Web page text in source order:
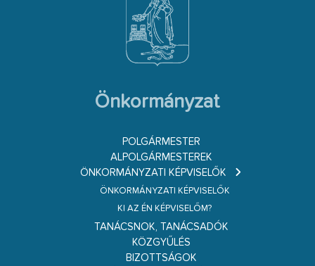
Önkormányzat
POLGÁRMESTER
ALPOLGÁRMESTEREK
ÖNKORMÁNYZATI KÉPVISELŐK
ÖNKORMÁNYZATI KÉPVISELŐK
KI AZ ÉN KÉPVISELŐM?
TANÁCSNOK, TANÁCSADÓK
KÖZGYŰLÉS
BIZOTTSÁGOK